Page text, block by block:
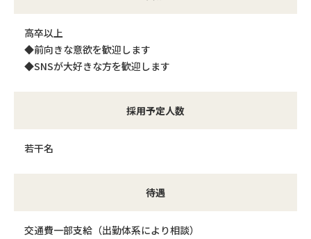
高卒以上
◆前向きな意欲を歓迎します
◆SNSが大好きな方を歓迎します
採用予定人数
若干名
待遇
交通費一部支給（出勤体系により相談）